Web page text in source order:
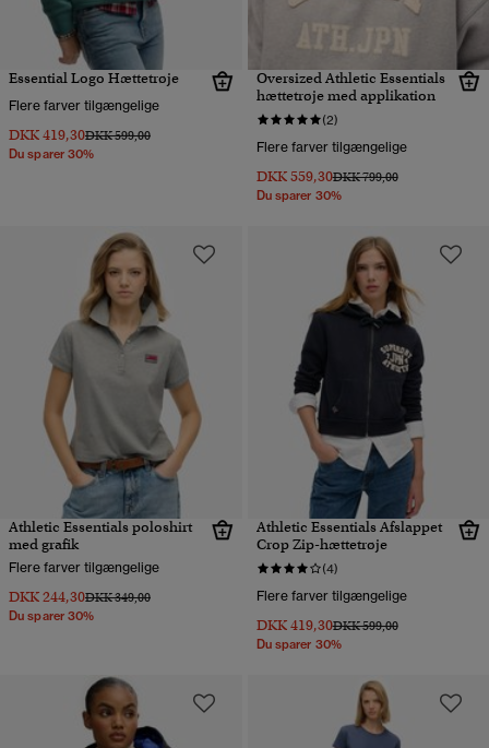
Essential Logo Hættetrøje
Flere farver tilgængelige
DKK 419,30Pris nedsat fra
DKK 599,00til
Du sparer 30%
Oversized Athletic Essentials
hættetrøje med applikation
(2)
Flere farver tilgængelige
DKK 559,30Pris nedsat fra
DKK 799,00til
Du sparer 30%
Athletic Essentials poloshirt
med grafik
Flere farver tilgængelige
DKK 244,30Pris nedsat fra
DKK 349,00til
Du sparer 30%
Athletic Essentials Afslappet
Crop Zip-hættetrøje
(4)
Flere farver tilgængelige
DKK 419,30Pris nedsat fra
DKK 599,00til
Du sparer 30%